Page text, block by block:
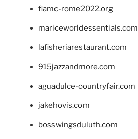
fiamc-rome2022.org
mariceworldessentials.com
lafisheriarestaurant.com
915jazzandmore.com
aguadulce-countryfair.com
jakehovis.com
bosswingsduluth.com